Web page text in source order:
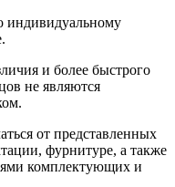
индивидуальному
и более быстрого
не являются
от представленных
фурнитуре, а также
комплектующих и